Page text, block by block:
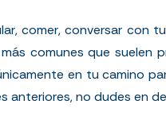
comer, conversar con
comunes que suelen
en tu camino
anteriores, no dudes en